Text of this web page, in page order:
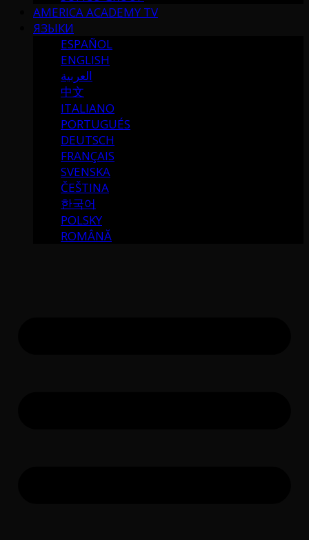
AMERICA ACADEMY TV
ЯЗЫКИ
ESPAÑOL
ENGLISH
العربية
中文
ITALIANO
PORTUGUÉS
DEUTSCH
FRANÇAIS
SVENSKA
ČEŠTINA
한국어
POLSKY
ROMÂNĂ